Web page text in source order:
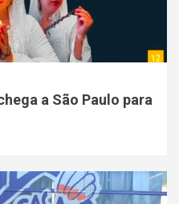
a São Paulo para